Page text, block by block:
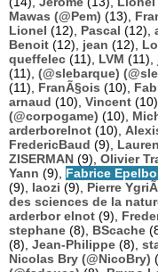
Mawas (@Pem) (13),
Lionel (12), Pascal (12),
Benoit (12), jean (12),
queffelec (11), LVM (11),
(11), (@slebarque)
(11), FranÃ§ois (10),
arnaud (10), Vincent (10),
(@corpogame) (10),
arderborelnot (10),
FredericBaud (9),
ZISERMAN (9), Olivier
Yann (9), Fabrice
(9), laozi (9), Pierre
des sciences de la
arderbor elnot (9),
stephane (8), BScache
(8), Jean-Philippe (8),
Nicolas Bry (@NicoBry)